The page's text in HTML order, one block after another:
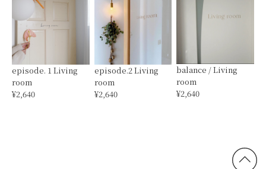
episode. 1 Living
room
¥2,640
episode.2 Living
room
¥2,640
balance / Living
room
¥2,640